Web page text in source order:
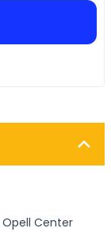
Opell Center